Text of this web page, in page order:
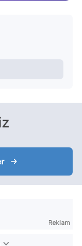
Reklam